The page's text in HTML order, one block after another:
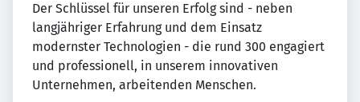
Der Schlüssel für unseren Erfolg sind - neben
langjähriger Erfahrung und dem Einsatz
modernster Technologien - die rund 300 engagiert
und professionell, in unserem innovativen
Unternehmen, arbeitenden Menschen.